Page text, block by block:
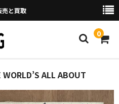
売と買取
0
ALL ABOUT